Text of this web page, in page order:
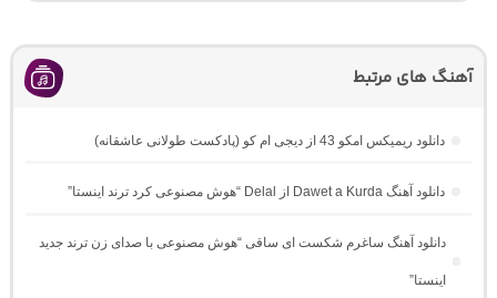
آهنگ های مرتبط
دانلود ریمیکس امکو 43 از دیجی ام کو (پادکست طولانی عاشقانه)
دانلود آهنگ Dawet a Kurda از Delal “هوش مصنوعی کرد ترند اینستا”
دانلود آهنگ ساغرم شکست ای ساقی “هوش مصنوعی با صدای زن ترند جدید
اینستا”